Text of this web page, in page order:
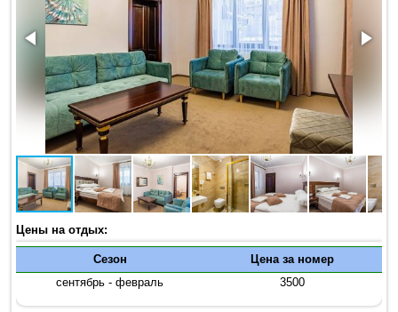
Цены на отдых:
Сезон
Цена за номер
сентябрь - февраль
3500